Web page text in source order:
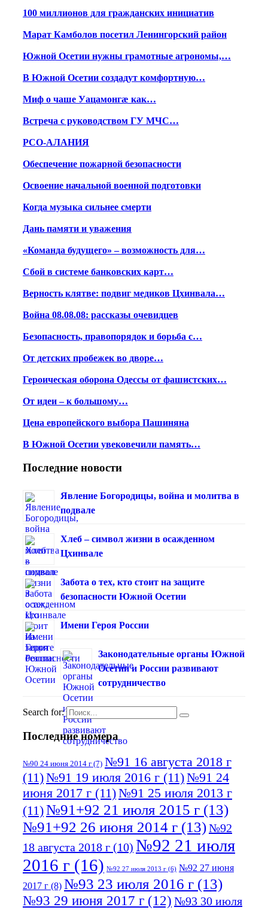
100 миллионов для гражданских инициатив
Марат Камболов посетил Ленингорский район
Южной Осетии нужны грамотные агрономы,…
В Южной Осетии создадут комфортную…
Миф о чаше Уацамонгæ как…
Встреча с руководством ГУ МЧС…
РСО-АЛАНИЯ
Обеспечение пожарной безопасности
Освоение начальной военной подготовки
Когда музыка сильнее смерти
Дань памяти и уважения
«Команда будущего» – возможность для…
Сбой в системе банковских карт…
Верность клятве: подвиг медиков Цхинвала…
Война 08.08.08: рассказы очевидцев
Безопасность, правопорядок и борьба с…
От детских пробежек во дворе…
Героическая оборона Одессы от фашистских…
От идеи – к большому…
Цена европейского выбора Пашиняна
В Южной Осетии увековечили память…
Последние новости
Явление Богородицы, война и молитва в
подвале
Хлеб – символ жизни в осажденном
Цхинвале
Забота о тех, кто стоит на защите
безопасности Южной Осетии
Имени Героя России
Законодательные органы Южной
Осетии и России развивают
сотрудничество
Search for:
Последние номера
№90 24 июня 2014 г (7) №91 16 августа 2018 г
(11)№91 19 июля 2016 г (11)№91 24
июня 2017 г (11)№91 25 июля 2013 г
(11)№91+92 21 июля 2015 г (13)
№91+92 26 июня 2014 г (13)№92
18 августа 2018 г (10) №92 21 июля
2016 г (16) №92 27 июля 2013 г (6) №92 27 июня
2017 г (8) №93 23 июля 2016 г (13)
№93 29 июня 2017 г (12) №93 30 июля